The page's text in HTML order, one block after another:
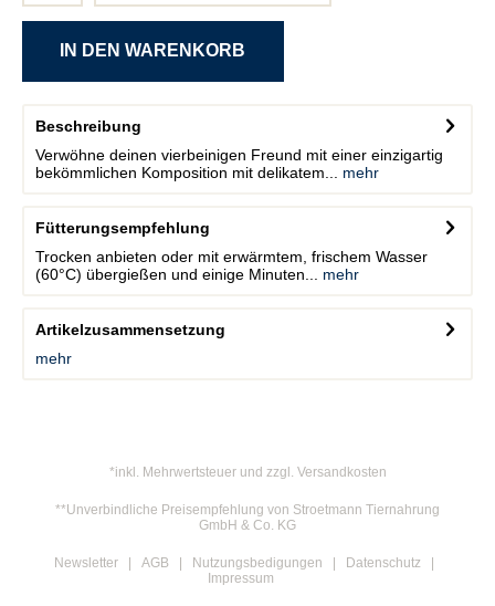
Beschreibung
Verwöhne deinen vierbeinigen Freund mit einer einzigartig
bekömmlichen Komposition mit delikatem...
mehr
Fütterungsempfehlung
Trocken anbieten oder mit erwärmtem, frischem Wasser
(60°C) übergießen und einige Minuten...
mehr
Artikelzusammensetzung
mehr
*inkl. Mehrwertsteuer und zzgl. Versandkosten
**Unverbindliche Preisempfehlung von Stroetmann Tiernahrung
GmbH & Co. KG
Newsletter AGB Nutzungsbedigungen
Datenschutz
Impressum